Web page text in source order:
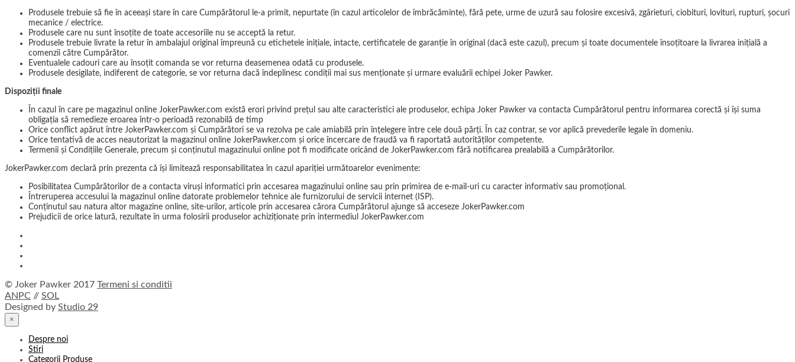
Produsele trebuie să fie în aceeaşi stare în care Cumpărătorul le-a primit, nepurtate (în cazul articolelor de îmbrăcăminte), fără pete, urme de uzură sau folosire excesivă, zgârieturi, ciobituri, lovituri, rupturi, şocuri
mecanice / electrice.
Produsele care nu sunt însoţite de toate accesoriile nu se acceptă la retur.
Produsele trebuie livrate la retur în ambalajul original împreună cu etichetele iniţiale, intacte, certificatele de garanţie în original (dacă este cazul), precum şi toate documentele însoţitoare la livrarea iniţială a
comenzii către Cumpărător.
Eventualele cadouri care au însoţit comanda se vor returna deasemenea odată cu produsele.
Produsele desigilate, indiferent de categorie, se vor returna dacă îndeplinesc condiţii mai sus menţionate şi urmare evaluării echipei Joker Pawker.
Dispoziţii finale
În cazul în care pe magazinul online JokerPawker.com există erori privind preţul sau alte caracteristici ale produselor, echipa Joker Pawker va contacta Cumpărătorul pentru informarea corectă şi îşi suma
obligaţia să remedieze eroarea într-o perioadă rezonabilă de timp
Orice conflict apărut între JokerPawker.com şi Cumpărători se va rezolva pe cale amiabilă prin înţelegere între cele două părţi. În caz contrar, se vor aplică prevederile legale în domeniu.
Orice tentativă de acces neautorizat la magazinul online JokerPawker.com şi orice încercare de fraudă va fi raportată autorităţilor competente.
Termenii și Condițiile Generale, precum şi conținutul magazinului online pot fi modificate oricând de JokerPawker.com fără notificarea prealabilă a Cumpărătorilor.
JokerPawker.com declară prin prezenta că îşi limitează responsabilitatea în cazul apariţiei următoarelor evenimente:
Posibilitatea Cumpărătorilor de a contacta viruşi informatici prin accesarea magazinului online sau prin primirea de e-mail-uri cu caracter informativ sau promoţional.
Întreruperea accesului la magazinul online datorate problemelor tehnice ale furnizorului de servicii internet (ISP).
Conţinutul sau natura altor magazine online, site-urilor, articole prin accesarea cărora Cumpărătorul ajunge să acceseze JokerPawker.com
Prejudicii de orice latură, rezultate în urma folosirii produselor achiziţionate prin intermediul JokerPawker.com
© Joker Pawker 2017 Termeni si conditii
ANPC // SOL
Designed by Studio 29
×
Despre noi
Stiri
Categorii Produse